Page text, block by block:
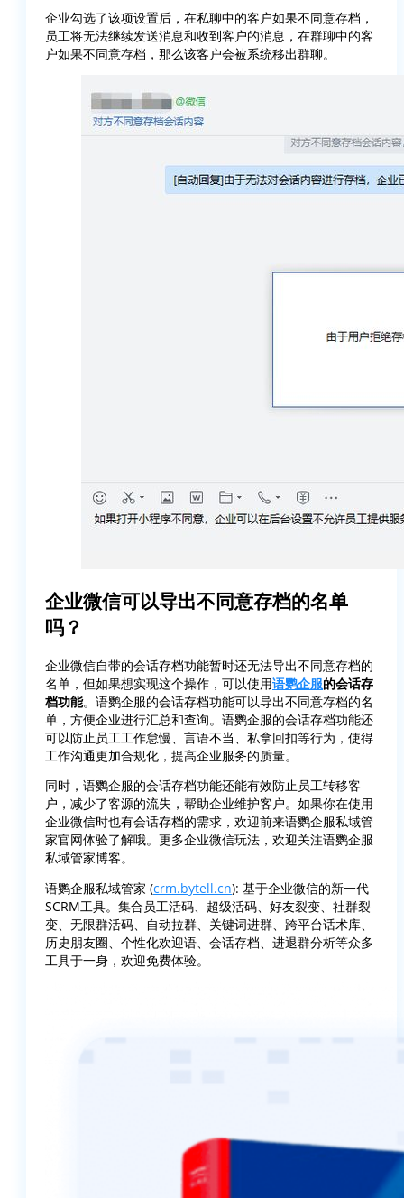
企业勾选了该项设置后，在私聊中的客户如果不同意存档，
员工将无法继续发送消息和收到客户的消息，在群聊中的客
户如果不同意存档，那么该客户会被系统移出群聊。
企业微信可以导出不同意存档的名单
吗？
企业微信自带的会话存档功能暂时还无法导出不同意存档的
名单，但如果想实现这个操作，可以使用语鹦企服的会话存
档功能。语鹦企服的会话存档功能可以导出不同意存档的名
单，方便企业进行汇总和查询。语鹦企服的会话存档功能还
可以防止员工工作怠慢、言语不当、私拿回扣等行为，使得
工作沟通更加合规化，提高企业服务的质量。
同时，语鹦企服的会话存档功能还能有效防止员工转移客
户，减少了客源的流失，帮助企业维护客户。如果你在使用
企业微信时也有会话存档的需求，欢迎前来语鹦企服私域管
家官网体验了解哦。更多企业微信玩法，欢迎关注语鹦企服
私域管家博客。
语鹦企服私域管家 (crm.bytell.cn): 基于企业微信的新一代
SCRM工具。集合员工活码、超级活码、好友裂变、社群裂
变、无限群活码、自动拉群、关键词进群、跨平台话术库、
历史朋友圈、个性化欢迎语、会话存档、进退群分析等众多
工具于一身，欢迎免费体验。